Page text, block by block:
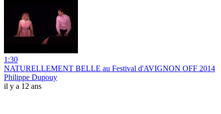
1:30
NATURELLEMENT BELLE au Festival d'AVIGNON OFF 2014
Philippe Dupouy
il y a 12 ans